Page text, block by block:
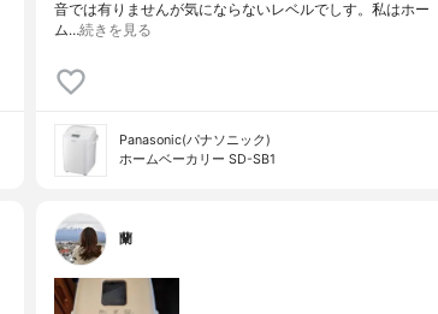
音では有りませんが気にならないレベルでしす。私はホー
ム…続きを見る
Panasonic(パナソニック)
ホームベーカリー SD-SB1
蘭